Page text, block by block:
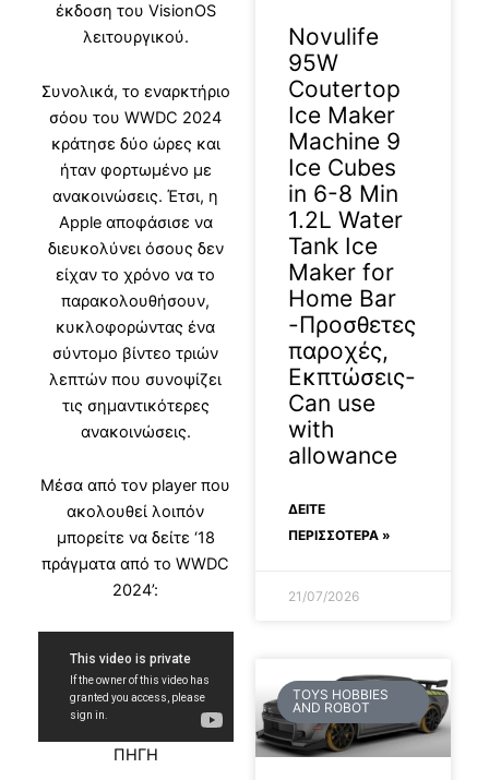
έκδοση του VisionOS
λειτουργικού.
Συνολικά, το εναρκτήριο
σόου του WWDC 2024
κράτησε δύο ώρες και
ήταν φορτωμένο με
ανακοινώσεις. Έτσι, η
Apple αποφάσισε να
διευκολύνει όσους δεν
είχαν το χρόνο να το
παρακολουθήσουν,
κυκλοφορώντας ένα
σύντομο βίντεο τριών
λεπτών που συνοψίζει
τις σημαντικότερες
ανακοινώσεις.
Μέσα από τον player που
ακολουθεί λοιπόν
μπορείτε να δείτε ‘18
πράγματα από το WWDC
2024’:
ΠΗΓΗ
Novulife
95W
Coutertop
Ice Maker
Machine 9
Ice Cubes
in 6-8 Min
1.2L Water
Tank Ice
Maker for
Home Bar
-Προσθετες
παροχές,
Εκπτώσεις-
Can use
with
allowance
ΔΕΊΤΕ
ΠΕΡΙΣΣΟΤΕΡΑ »
21/07/2026
TOYS HOBBIES
AND ROBOT